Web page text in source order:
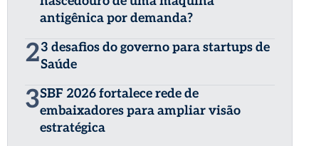
antigênica por demanda?
23 desafios do governo para startups de
Saúde
3SBF 2026 fortalece rede de
embaixadores para ampliar visão
estratégica